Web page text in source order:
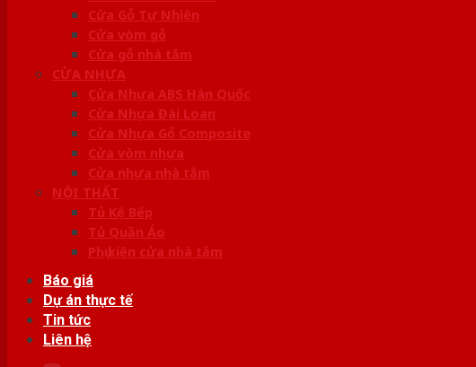
Cửa Gỗ Tự Nhiên
Cửa vòm gỗ
Cửa gỗ nhà tắm
CỬA NHỰA
Cửa Nhựa ABS Hàn Quốc
Cửa Nhựa Đài Loan
Cửa Nhựa Gỗ Composite
Cửa vòm nhựa
Cửa nhựa nhà tắm
NỘI THẤT
Tủ Kệ Bếp
Tủ Quần Áo
Phụ kiện cửa nhà tắm
Báo giá
Dự án thực tế
Tin tức
Liên hệ